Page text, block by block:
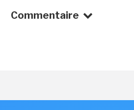
Commentaire